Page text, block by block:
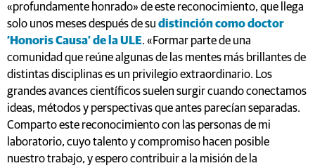
«profundamente honrado» de este reconocimiento, que llega
solo unos meses después de su distinción como doctor
‘Honoris Causa’ de la ULE. «Formar parte de una
comunidad que reúne algunas de las mentes más brillantes de
distintas disciplinas es un privilegio extraordinario. Los
grandes avances científicos suelen surgir cuando conectamos
ideas, métodos y perspectivas que antes parecían separadas.
Comparto este reconocimiento con las personas de mi
laboratorio, cuyo talento y compromiso hacen posible
nuestro trabajo, y espero contribuir a la misión de la